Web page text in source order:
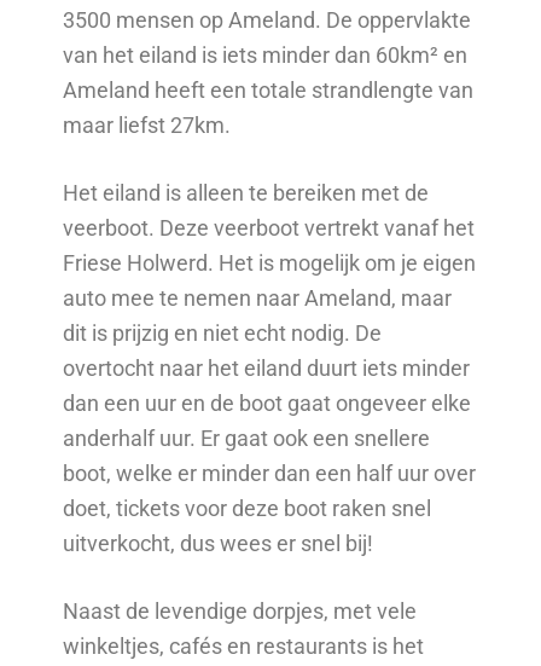
3500 mensen op Ameland. De oppervlakte
van het eiland is iets minder dan 60km² en
Ameland heeft een totale strandlengte van
maar liefst 27km.
Het eiland is alleen te bereiken met de
veerboot. Deze veerboot vertrekt vanaf het
Friese Holwerd. Het is mogelijk om je eigen
auto mee te nemen naar Ameland, maar
dit is prijzig en niet echt nodig. De
overtocht naar het eiland duurt iets minder
dan een uur en de boot gaat ongeveer elke
anderhalf uur. Er gaat ook een snellere
boot, welke er minder dan een half uur over
doet, tickets voor deze boot raken snel
uitverkocht, dus wees er snel bij!
Naast de levendige dorpjes, met vele
winkeltjes, cafés en restaurants is het